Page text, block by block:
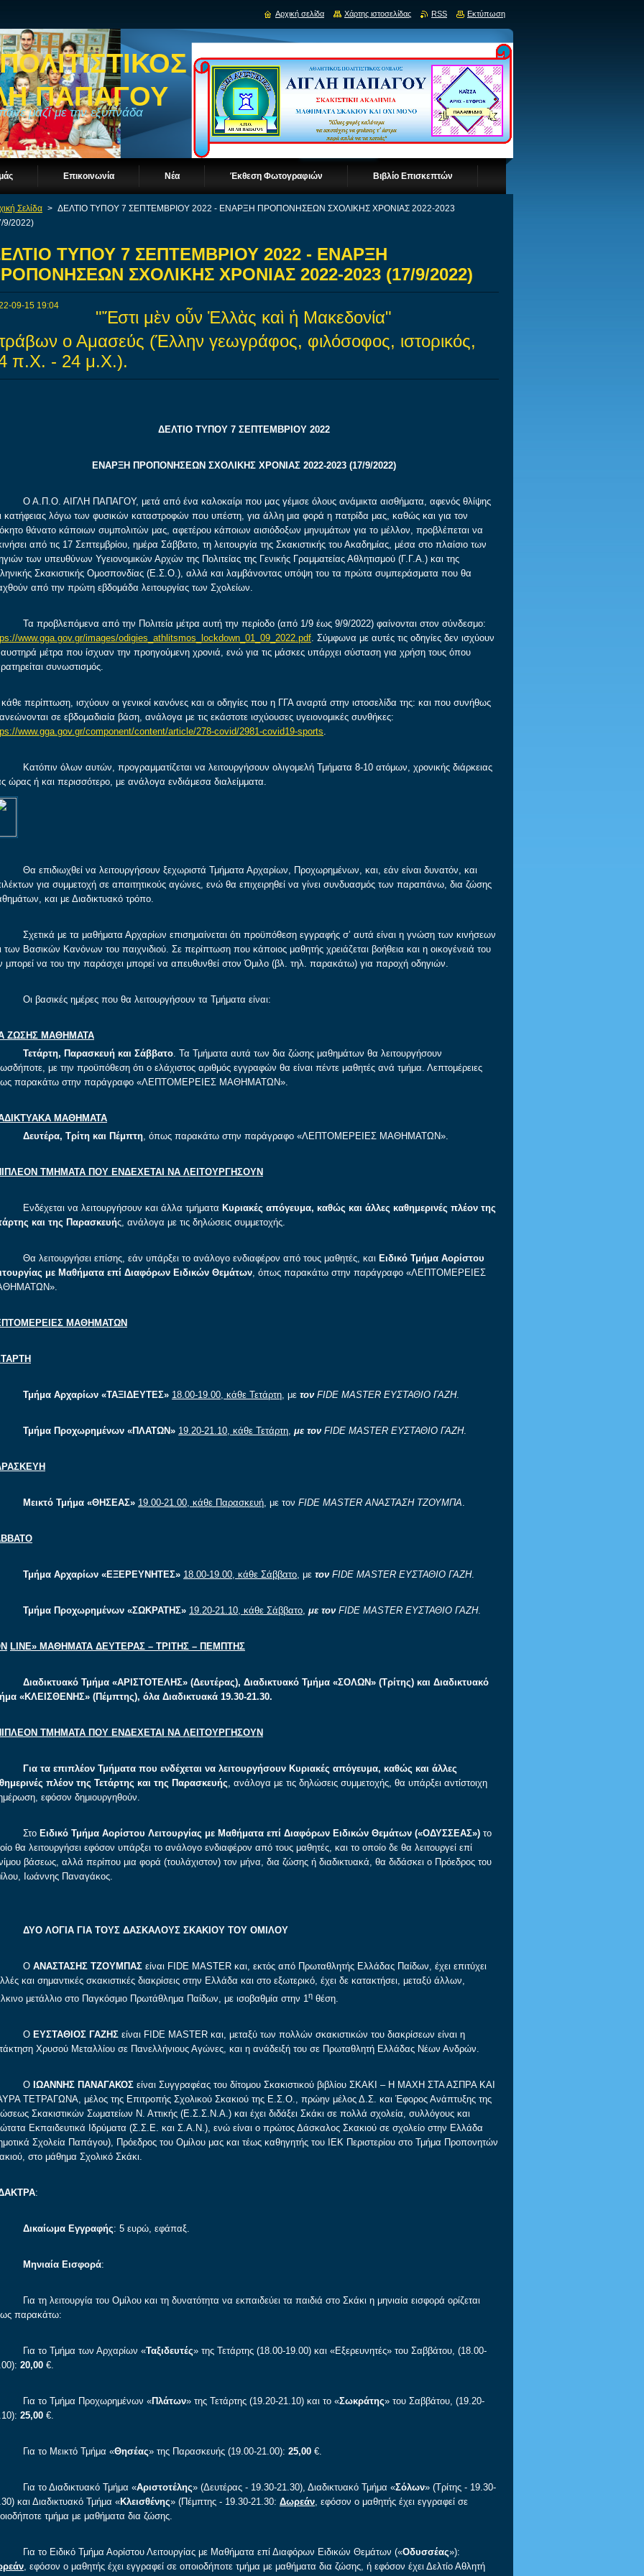
ΠΑΠΑΓΟΥ
μαζί με την εξυπνάδα
Επικοινωνία Νέα Έκθεση Φωτογραφιών Βιβλίο Επισκεπτών
Σελίδα > ΔΕΛΤΙΟ ΤΥΠΟΥ 7 ΣΕΠΤΕΜΒΡΙΟΥ 2022 - ΕΝΑΡΞΗ ΠΡΟΠΟΝΗΣΕΩΝ ΣΧΟΛΙΚΗΣ ΧΡΟΝΙΑΣ 2022-2023
9/2022)
ΤΥΠΟΥ 7 ΣΕΠΤΕΜΒΡΙΟΥ 2022 - ΕΝΑΡΞΗ
ΣΧΟΛΙΚΗΣ ΧΡΟΝΙΑΣ 2022-2023 (17/9/2022)
09-15 19:04
"Ἔστι μὲν οὖν Ἑλλὰς καὶ ἡ Μακεδονία"
ο Αμασεύς (Έλλην γεωγράφος, φιλόσοφος, ιστορικός,
π.Χ. - 24 μ.Χ.).
ΔΕΛΤΙΟ ΤΥΠΟΥ 7 ΣΕΠΤΕΜΒΡΙΟΥ 2022
ΕΝΑΡΞΗ ΠΡΟΠΟΝΗΣΕΩΝ ΣΧΟΛΙΚΗΣ ΧΡΟΝΙΑΣ 2022-2023 (17/9/2022)
Α.Π.Ο. ΑΙΓΛΗ ΠΑΠΑΓΟΥ, μετά από ένα καλοκαίρι που μας γέμισε όλους ανάμικτα αισθήματα, αφενός θλίψης
κατήφειας λόγω των φυσικών καταστροφών που υπέστη, για άλλη μια φορά η πατρίδα μας, καθώς και για τον
θάνατο κάποιων συμπολιτών μας, αφετέρου κάποιων αισιόδοξων μηνυμάτων για το μέλλον, προβλέπεται να
από τις 17 Σεπτεμβρίου, ημέρα Σάββατο, τη λειτουργία της Σκακιστικής του Ακαδημίας, μέσα στο πλαίσιο των
των υπευθύνων Υγειονομικών Αρχών της Πολιτείας της Γενικής Γραμματείας Αθλητισμού (Γ.Γ.Α.) και της
Σκακιστικής Ομοσπονδίας (Ε.Σ.Ο.), αλλά και λαμβάνοντας υπόψη του τα πρώτα συμπεράσματα που θα
από την πρώτη εβδομάδα λειτουργίας των Σχολείων.
προβλεπόμενα από την Πολιτεία μέτρα αυτή την περίοδο (από 1/9 έως 9/9/2022) φαίνονται στον σύνδεσμο:
www.gga.gov.gr/images/odigies_athlitsmos_lockdown_01_09_2022.pdf. Σύμφωνα με αυτές τις οδηγίες δεν ισχύουν
μέτρα που ίσχυαν την προηγούμενη χρονιά, ενώ για τις μάσκες υπάρχει σύσταση για χρήση τους όπου
συνωστισμός.
περίπτωση, ισχύουν οι γενικοί κανόνες και οι οδηγίες που η ΓΓΑ αναρτά στην ιστοσελίδα της: και που συνήθως
σε εβδομαδιαία βάση, ανάλογα με τις εκάστοτε ισχύουσες υγειονομικές συνθήκες:
www.gga.gov.gr/component/content/article/278-covid/2981-covid19-sports.
όλων αυτών, προγραμματίζεται να λειτουργήσουν ολιγομελή Τμήματα 8-10 ατόμων, χρονικής διάρκειας
ώρας ή και περισσότερο, με ανάλογα ενδιάμεσα διαλείμματα.
επιδιωχθεί να λειτουργήσουν ξεχωριστά Τμήματα Αρχαρίων, Προχωρημένων, και, εάν είναι δυνατόν, και
για συμμετοχή σε απαιτητικούς αγώνες, ενώ θα επιχειρηθεί να γίνει συνδυασμός των παραπάνω, δια ζώσης
και με Διαδικτυακό τρόπο.
με τα μαθήματα Αρχαρίων επισημαίνεται ότι προϋπόθεση εγγραφής σ’ αυτά είναι η γνώση των κινήσεων
των Βασικών Κανόνων του παιχνιδιού. Σε περίπτωση που κάποιος μαθητής χρειάζεται βοήθεια και η οικογένειά του
μπορεί να του την παράσχει μπορεί να απευθυνθεί στον Όμιλο (βλ. τηλ. παρακάτω) για παροχή οδηγιών.
βασικές ημέρες που θα λειτουργήσουν τα Τμήματα είναι:
ΖΩΣΗΣ ΜΑΘΗΜΑΤΑ
Τετάρτη, Παρασκευή και Σάββατο. Τα Τμήματα αυτά των δια ζώσης μαθημάτων θα λειτουργήσουν
με την προϋπόθεση ότι ο ελάχιστος αριθμός εγγραφών θα είναι πέντε μαθητές ανά τμήμα. Λεπτομέρειες
παρακάτω στην παράγραφο «ΛΕΠΤΟΜΕΡΕΙΕΣ ΜΑΘΗΜΑΤΩΝ».
ΜΑΘΗΜΑΤΑ
Δευτέρα, Τρίτη και Πέμπτη, όπως παρακάτω στην παράγραφο «ΛΕΠΤΟΜΕΡΕΙΕΣ ΜΑΘΗΜΑΤΩΝ».
ΤΜΗΜΑΤΑ ΠΟΥ ΕΝΔΕΧΕΤΑΙ ΝΑ ΛΕΙΤΟΥΡΓΗΣΟΥΝ
να λειτουργήσουν και άλλα τμήματα Κυριακές απόγευμα, καθώς και άλλες καθημερινές πλέον της
και της Παρασκευής, ανάλογα με τις δηλώσεις συμμετοχής.
λειτουργήσει επίσης, εάν υπάρξει το ανάλογο ενδιαφέρον από τους μαθητές, και Ειδικό Τμήμα Αορίστου
με Μαθήματα επί Διαφόρων Ειδικών Θεμάτων, όπως παρακάτω στην παράγραφο «ΛΕΠΤΟΜΕΡΕΙΕΣ
ΜΑΘΗΜΑΤΩΝ
Τμήμα Αρχαρίων «ΤΑΞΙΔΕΥΤΕΣ» 18.00-19.00, κάθε Τετάρτη, με τον FIDE MASTER ΕΥΣΤΑΘΙΟ ΓΑΖΗ.
Τμήμα Προχωρημένων «ΠΛΑΤΩΝ» 19.20-21.10, κάθε Τετάρτη, με τον FIDE MASTER ΕΥΣΤΑΘΙΟ ΓΑΖΗ.
Μεικτό Τμήμα «ΘΗΣΕΑΣ» 19.00-21.00, κάθε Παρασκευή, με τον FIDE MASTER ΑΝΑΣΤΑΣΗ ΤΖΟΥΜΠΑ.
Τμήμα Αρχαρίων «ΕΞΕΡΕΥΝΗΤΕΣ» 18.00-19.00, κάθε Σάββατο, με τον FIDE MASTER ΕΥΣΤΑΘΙΟ ΓΑΖΗ.
Τμήμα Προχωρημένων «ΣΩΚΡΑΤΗΣ» 19.20-21.10, κάθε Σάββατο, με τον FIDE MASTER ΕΥΣΤΑΘΙΟ ΓΑΖΗ.
LINE» ΜΑΘΗΜΑΤΑ ΔΕΥΤΕΡΑΣ – ΤΡΙΤΗΣ – ΠΕΜΠΤΗΣ
Διαδικτυακό Τμήμα «ΑΡΙΣΤΟΤΕΛΗΣ» (Δευτέρας), Διαδικτυακό Τμήμα «ΣΟΛΩΝ» (Τρίτης) και Διαδικτυακό
«ΚΛΕΙΣΘΕΝΗΣ» (Πέμπτης), όλα Διαδικτυακά 19.30-21.30.
ΤΜΗΜΑΤΑ ΠΟΥ ΕΝΔΕΧΕΤΑΙ ΝΑ ΛΕΙΤΟΥΡΓΗΣΟΥΝ
Για τα επιπλέον Τμήματα που ενδέχεται να λειτουργήσουν Κυριακές απόγευμα, καθώς και άλλες
πλέον της Τετάρτης και της Παρασκευής, ανάλογα με τις δηλώσεις συμμετοχής, θα υπάρξει αντίστοιχη
εφόσον δημιουργηθούν.
Ειδικό Τμήμα Αορίστου Λειτουργίας με Μαθήματα επί Διαφόρων Ειδικών Θεμάτων («ΟΔΥΣΣΕΑΣ») το
θα λειτουργήσει εφόσον υπάρξει το ανάλογο ενδιαφέρον από τους μαθητές, και το οποίο δε θα λειτουργεί επί
βάσεως, αλλά περίπου μια φορά (τουλάχιστον) τον μήνα, δια ζώσης ή διαδικτυακά, θα διδάσκει ο Πρόεδρος του
Ιωάννης Παναγάκος.
ΔΥΟ ΛΟΓΙΑ ΓΙΑ ΤΟΥΣ ΔΑΣΚΑΛΟΥΣ ΣΚΑΚΙΟΥ ΤΟΥ ΟΜΙΛΟΥ
ΑΝΑΣΤΑΣΗΣ ΤΖΟΥΜΠΑΣ είναι FIDE MASTER και, εκτός από Πρωταθλητής Ελλάδας Παίδων, έχει επιτύχει
και σημαντικές σκακιστικές διακρίσεις στην Ελλάδα και στο εξωτερικό, έχει δε κατακτήσει, μεταξύ άλλων,
μετάλλιο στο Παγκόσμιο Πρωτάθλημα Παίδων, με ισοβαθμία στην 1η θέση.
ΕΥΣΤΑΘΙΟΣ ΓΑΖΗΣ είναι FIDE MASTER και, μεταξύ των πολλών σκακιστικών του διακρίσεων είναι η
Χρυσού Μεταλλίου σε Πανελλήνιους Αγώνες, και η ανάδειξή του σε Πρωταθλητή Ελλάδας Νέων Ανδρών.
ΙΩΑΝΝΗΣ ΠΑΝΑΓΑΚΟΣ είναι Συγγραφέας του δίτομου Σκακιστικού βιβλίου ΣΚΑΚΙ – Η ΜΑΧΗ ΣΤΑ ΑΣΠΡΑ ΚΑΙ
ΤΕΤΡΑΓΩΝΑ, μέλος της Επιτροπής Σχολικού Σκακιού της Ε.Σ.Ο., πρώην μέλος Δ.Σ. και Έφορος Ανάπτυξης της
Σκακιστικών Σωματείων Ν. Αττικής (Ε.Σ.Σ.Ν.Α.) και έχει διδάξει Σκάκι σε πολλά σχολεία, συλλόγους και
Εκπαιδευτικά Ιδρύματα (Σ.Σ.Ε. και Σ.Α.Ν.), ενώ είναι ο πρώτος Δάσκαλος Σκακιού σε σχολείο στην Ελλάδα
Σχολεία Παπάγου), Πρόεδρος του Ομίλου μας και τέως καθηγητής του ΙΕΚ Περιστερίου στο Τμήμα Προπονητών
στο μάθημα Σχολικό Σκάκι.
:
Δικαίωμα Εγγραφής: 5 ευρώ, εφάπαξ.
Μηνιαία Εισφορά:
τη λειτουργία του Ομίλου και τη δυνατότητα να εκπαιδεύει τα παιδιά στο Σκάκι η μηνιαία εισφορά ορίζεται
παρακάτω:
το Τμήμα των Αρχαρίων «Ταξιδευτές» της Τετάρτης (18.00-19.00) και «Εξερευνητές» του Σαββάτου, (18.00-
20,00 €.
το Τμήμα Προχωρημένων «Πλάτων» της Τετάρτης (19.20-21.10) και το «Σωκράτης» του Σαββάτου, (19.20-
25,00 €.
το Μεικτό Τμήμα «Θησέας» της Παρασκευής (19.00-21.00): 25,00 €.
το Διαδικτυακό Τμήμα «Αριστοτέλης» (Δευτέρας - 19.30-21.30), Διαδικτυακό Τμήμα «Σόλων» (Τρίτης - 19.30-
και Διαδικτυακό Τμήμα «Κλεισθένης» (Πέμπτης - 19.30-21.30: Δωρεάν, εφόσον ο μαθητής έχει εγγραφεί σε
τμήμα με μαθήματα δια ζώσης.
το Ειδικό Τμήμα Αορίστου Λειτουργίας με Μαθήματα επί Διαφόρων Ειδικών Θεμάτων («Οδυσσέας»):
, εφόσον ο μαθητής έχει εγγραφεί σε οποιοδήποτε τμήμα με μαθήματα δια ζώσης, ή εφόσον έχει Δελτίο Αθλητή
Αρχική σελίδα Χάρτης ιστοσελίδας RSS Εκτύπωση